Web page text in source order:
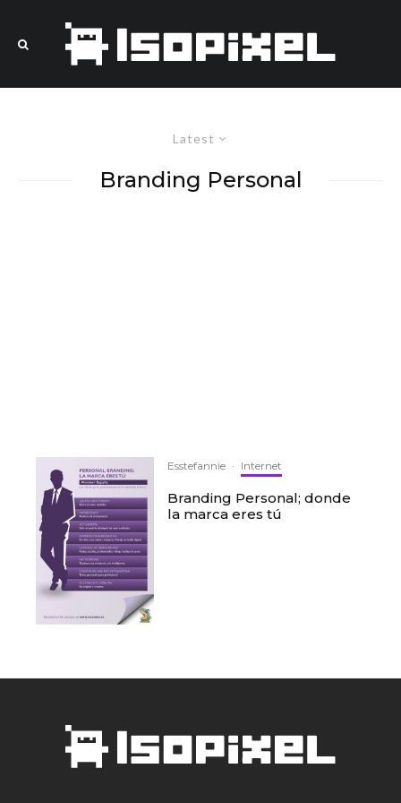
Latest
Branding Personal
Esstefannie · Internet
Branding Personal; donde
la marca eres tú